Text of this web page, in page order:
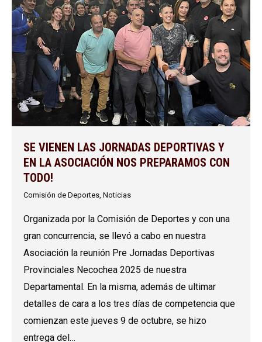
SE VIENEN LAS JORNADAS DEPORTIVAS Y
EN LA ASOCIACIÓN NOS PREPARAMOS CON
TODO!
Comisión de Deportes Noticias
Organizada por la Comisión de Deportes y con una
gran concurrencia, se llevó a cabo en nuestra
Asociación la reunión Pre Jornadas Deportivas
Provinciales Necochea 2025 de nuestra
Departamental. En la misma, además de ultimar
detalles de cara a los tres días de competencia que
comienzan este jueves 9 de octubre, se hizo
entrega del…